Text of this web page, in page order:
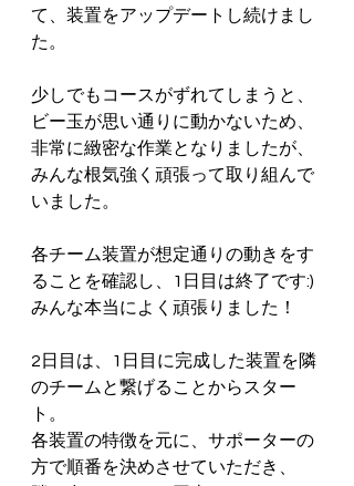
て、装置をアップデートし続けまし
た。
少しでもコースがずれてしまうと、
ビー玉が思い通りに動かないため、
非常に緻密な作業となりましたが、
みんな根気強く頑張って取り組んで
いました。
各チーム装置が想定通りの動きをす
ることを確認し、1日目は終了です:)
みんな本当によく頑張りました！
2日目は、1日目に完成した装置を隣
のチームと繋げることからスター
ト。
各装置の特徴を元に、サポーターの
方で順番を決めさせていただき、